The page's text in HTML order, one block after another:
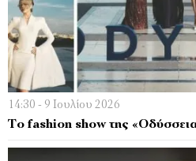
14:30 - 9 Ιουλίου 2026
Το fashion show της